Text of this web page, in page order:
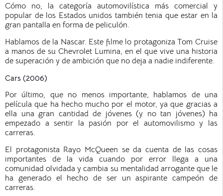
Cómo no, la categoría automovilística más comercial y
popular de los Estados unidos también tenia que estar en la
gran pantalla en forma de peliculón.
Hablamos de la Nascar. Este filme lo protagoniza Tom Cruise
a manos de su Chevrolet Lumina, en el que vive una historia
de superación y de ambición que no deja a nadie indiferente.
Cars (2006)
Por último, que no menos importante, hablamos de una
película que ha hecho mucho por el motor, ya que gracias a
ella una gran cantidad de jóvenes (y no tan jóvenes) ha
empezado a sentir la pasión por el automovilismo y las
carreras.
El protagonista Rayo McQueen se da cuenta de las cosas
importantes de la vida cuando por error llega a una
comunidad olvidada y cambia su mentalidad arrogante que le
ha generado el hecho de ser un aspirante campeón de
carreras.